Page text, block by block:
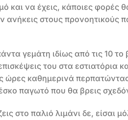
και να έχεις, κάποιες φορές
ανήκεις στους προνοητικούς
γεμάτη ιδίως από τις 10
του στα
ώρες καθημερινά
παγωτό που θα βρεις
στο παλιό λιμάνι δε, είσαι